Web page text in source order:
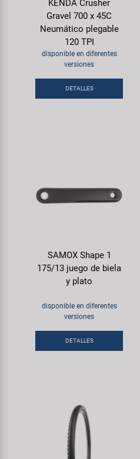
KENDA Crusher
Gravel 700 x 45C
Neumático plegable
120 TPI
disponible en diferentes
versiones
DETALLES
SAMOX Shape 1
175/13 juego de biela
y plato
disponible en diferentes
versiones
DETALLES